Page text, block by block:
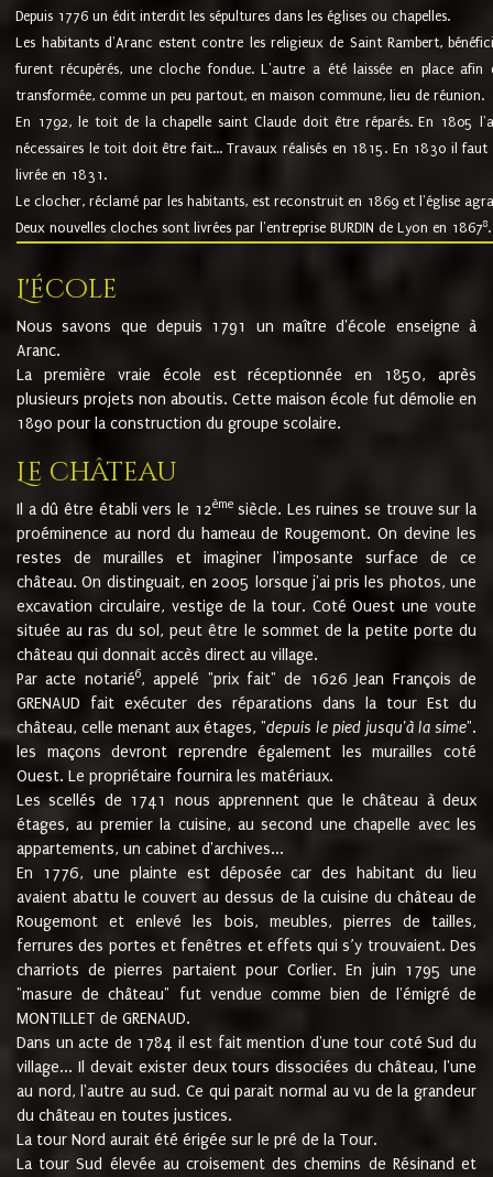
Depuis 1776 un édit interdit les sépultures dans les églises ou chapelles.
Les habitants d'Aranc estent contre les religieux de Saint Rambert,
furent récupérés, une cloche fondue. L'autre a été laissée en place
transformée, comme un peu partout, en maison commune, lieu de réunion.
En 1792, le toit de la chapelle saint Claude doit être réparés. En 1805
nécessaires le toit doit être fait... Travaux réalisés en 1815. En 1830 il
livrée en 1831.
Le clocher, réclamé par les habitants, est reconstruit en 1869 et l'église
Deux nouvelles cloches sont livrées par l'entreprise BURDIN de Lyon en 18678.
L'école
Nous savons que depuis 1791 un maître d'école enseigne à
Aranc.
La première vraie école est réceptionnée en 1850, après
plusieurs projets non aboutis. Cette maison école fut démolie en
1890 pour la construction du groupe scolaire.
Le château
Il a dû être établi vers le 12èmesiècle. Les ruines se trouve sur la
proéminence au nord du hameau de Rougemont. On devine les
restes de murailles et imaginer l'imposante surface de ce
château. On distinguait, en 2005 lorsque j'ai pris les photos, une
excavation circulaire, vestige de la tour. Coté Ouest une voute
située au ras du sol, peut être le sommet de la petite porte du
château qui donnait accès direct au village.
Par acte notarié6, appelé "prix fait" de 1626 Jean François de
GRENAUD fait exécuter des réparations dans la tour Est du
château, celle menant aux étages, "depuis le pied jusqu'à la sime".
les maçons devront reprendre également les murailles coté
Ouest. Le propriétaire fournira les matériaux.
Les scellés de 1741 nous apprennent que le château à deux
étages, au premier la cuisine, au second une chapelle avec les
appartements, un cabinet d'archives...
En 1776, une plainte est déposée car des habitant du lieu
avaient abattu le couvert au dessus de la cuisine du château de
Rougemont et enlevé les bois, meubles, pierres de tailles,
ferrures des portes et fenêtres et effets qui s’y trouvaient. Des
charriots de pierres partaient pour Corlier. En juin 1795 une
"masure de château" fut vendue comme bien de l'émigré de
MONTILLET de GRENAUD.
Dans un acte de 1784 il est fait mention d'une tour coté Sud du
village... Il devait exister deux tours dissociées du château, l'une
au nord, l'autre au sud. Ce qui parait normal au vu de la grandeur
du château en toutes justices.
La tour Nord aurait été érigée sur le pré de la Tour.
La tour Sud élevée au croisement des chemins de Résinand et